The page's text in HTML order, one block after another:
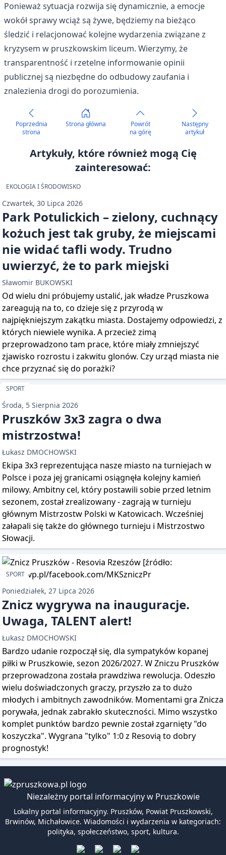
Ponieważ sytuacja rozwija się dynamicznie, a emocje
wokół sprawy wciąż są żywe, będziemy na bieżąco
śledzić i relacjonować kolejne wydarzenia związane z
kryzysem w pruszkowskim liceum. Wierzymy, że
transparentność i rzetelne informowanie opinii
publicznej są niezbędne do odbudowy zaufania i
znalezienia drogi do porozumienia.
Poprzednia
strona
Strona główna
Powrót
na górę
Następny
artykuł
Artykuły, które również mogą Cię
zainteresować:
EKOLOGIA I ŚRODOWISKO
Czwartek, 30 Lipca 2026
Park Potulickich – zielony, cuchnący
kożuch jest tak gruby, że miejscami
nie widać tafli wody. Trudno
uwierzyć, że to park miejski
Sławomir BUKOWSKI
Od wielu dni próbujemy ustalić, jak władze Pruszkowa
zareagują na to, co dzieje się z przyrodą w
najpiękniejszym zakątku miasta. Dostajemy odpowiedzi, z
których niewiele wynika. A przecież zimą
przeprowadzono tam prace, które miały zmniejszyć
zjawisko rozrostu i zakwitu glonów. Czy urząd miasta nie
chce przyznać się do porażki?
SPORT
Środa, 5 Sierpnia 2026
Pruszków 3x3 zagra o dwa
mistrzostwa!
Łukasz DMOCHOWSKI
Ekipa 3x3 reprezentująca nasze miasto na turniejach w
Polsce i poza jej granicami osiągnęła kolejny kamień
milowy. Ambitny cel, który postawili sobie przed letnim
sezonem, został zrealizowany - zagrają w turnieju
głównym Mistrzostw Polski w Katowicach. Wcześniej
załapali się także do głównego turnieju i Mistrzostwo
Słowacji.
SPORT
Poniedziałek, 27 Lipca 2026
Znicz wygrywa na inauguracje.
Uwaga, TALENT alert!
Łukasz DMOCHOWSKI
Bardzo udanie rozpoczął się, dla sympatyków kopanej
piłki w Pruszkowie, sezon 2026/2027. W Zniczu Pruszków
przeprowadzona została prawdziwa rewolucja. Odeszło
wielu doświadczonych graczy, przyszło za to dużo
młodych i ambitnych zawodników. Momentami gra Znicza
porywała, jednak zabrakło skuteczności. Mimo wszystko
komplet punktów bardzo pewnie został zgarnięty "do
koszyczka". Wygrana "tylko" 1:0 z Resovią to dobry
prognostyk!
Niezależny portal informacyjny w Pruszkowie
Lokalny portal informacyjny. Pruszków, Powiat Pruszkowski,
Brwinów, Michałowice. Wiadomości i wydarzenia w kategoriach:
polityka, społeczeństwo, sport, kultura.